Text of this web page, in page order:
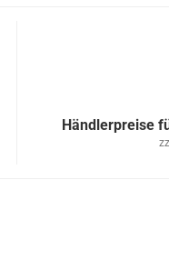
Händlerpreise